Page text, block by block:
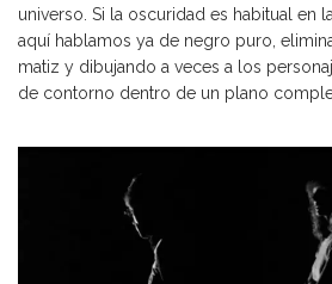
universo. Si la oscuridad es habitual en
aquí hablamos ya de negro puro,
matiz y dibujando a veces a los
de contorno dentro de un plano